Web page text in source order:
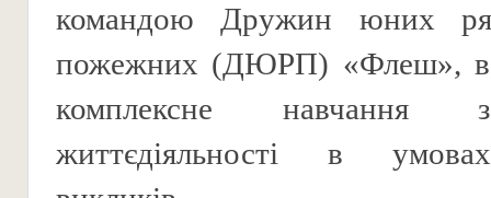
командою Дружин юних
пожежних (ДЮРП) «Флеш»,
комплексне навчання
життєдіяльності в